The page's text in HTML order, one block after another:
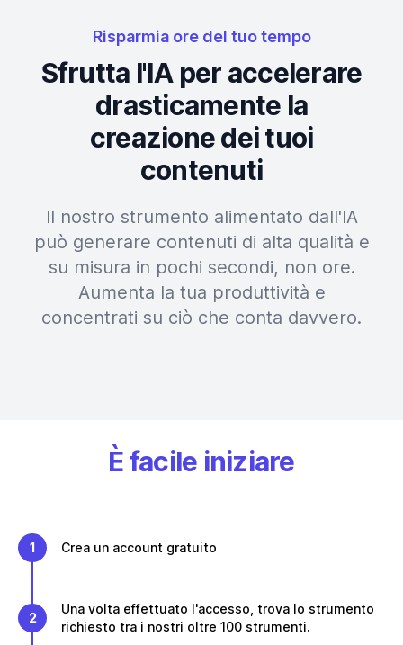
Risparmia ore del tuo tempo
Sfrutta l'IA per accelerare
drasticamente la
creazione dei tuoi
contenuti
Il nostro strumento alimentato dall'IA
può generare contenuti di alta qualità e
su misura in pochi secondi, non ore.
Aumenta la tua produttività e
concentrati su ciò che conta davvero.
È facile iniziare
1 Crea un account gratuito
2
Una volta effettuato l'accesso, trova lo strumento
richiesto tra i nostri oltre 100 strumenti.